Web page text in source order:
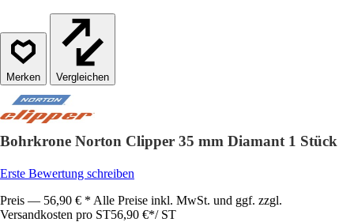
Vergleichen
Bohrkrone Norton Clipper 35 mm Diamant 1 Stück
Erste Bewertung schreiben
Preis — 56,90 € * Alle Preise inkl. MwSt. und ggf. zzgl.
Versandkosten pro ST56,90 €*/ ST